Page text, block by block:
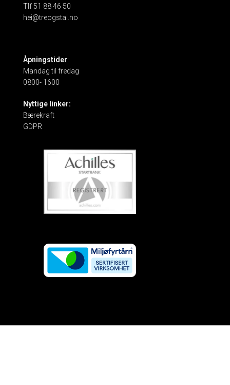
Tlf 51 88 46 50
hei@treogstal.no
Åpningstider:
Mandag til fredag
0800- 1600
Nyttige linker:
Bærekraft
GDPR